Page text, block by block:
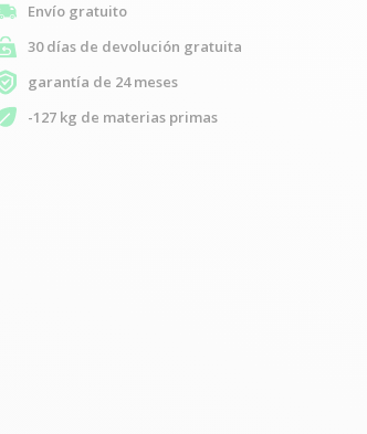
Envío gratuito
30 días de devolución gratuita
garantía de 24 meses
-127 kg de materias primas